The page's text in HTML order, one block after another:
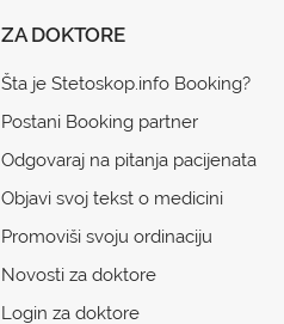
ZA DOKTORE
Šta je Stetoskop.info Booking?
Postani Booking partner
Odgovaraj na pitanja pacijenata
Objavi svoj tekst o medicini
Promoviši svoju ordinaciju
Novosti za doktore
Login za doktore